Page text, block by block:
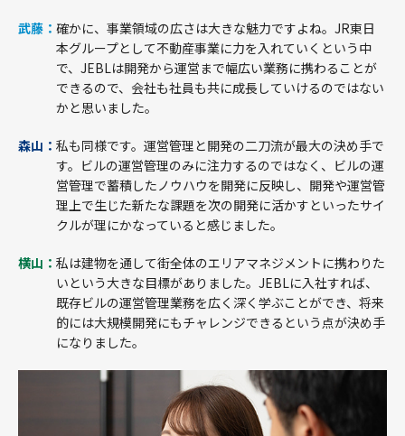
武藤： 確かに、事業領域の広さは大きな魅力ですよね。JR東日
本グループとして不動産事業に力を入れていくという中
で、JEBLは開発から運営まで幅広い業務に携わることが
できるので、会社も社員も共に成長していけるのではない
かと思いました。
森山： 私も同様です。運営管理と開発の二刀流が最大の決め手で
す。ビルの運営管理のみに注力するのではなく、ビルの運
営管理で蓄積したノウハウを開発に反映し、開発や運営管
理上で生じた新たな課題を次の開発に活かすといったサイ
クルが理にかなっていると感じました。
横山： 私は建物を通して街全体のエリアマネジメントに携わりた
いという大きな目標がありました。JEBLに入社すれば、
既存ビルの運営管理業務を広く深く学ぶことができ、将来
的には大規模開発にもチャレンジできるという点が決め手
になりました。